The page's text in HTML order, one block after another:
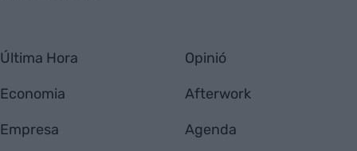
Última Hora
Economia
Empresa
Opinió
Afterwork
Agenda